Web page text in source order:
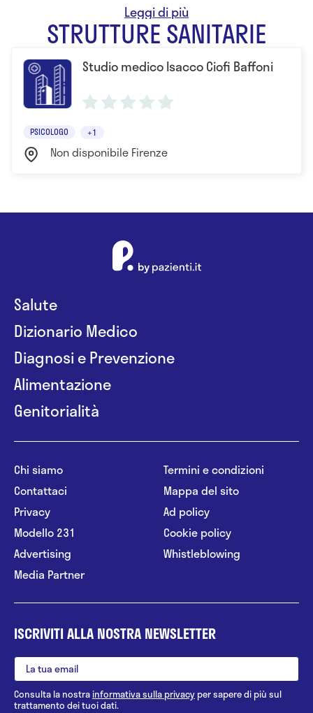
Florence Area, Italy- consulente HR relazioni
industriali, communicazione (int. policies)
- mediatore Civile (d.lgs. 28/2010)
- businnes negotiation e analisi della performance
STRUTTURE SANITARIE
Studio medico Isacco Ciofi Baffoni
PSICOLOGO +1
Non disponibile Firenze
Salute
Dizionario Medico
Diagnosi e Prevenzione
Alimentazione
Genitorialità
Chi siamo
Contattaci
Privacy
Modello 231
Advertising
Media Partner
Termini e condizioni
Mappa del sito
Ad policy
Cookie policy
Whistleblowing
ISCRIVITI ALLA NOSTRA NEWSLETTER
Consulta la nostrainformativa sulla privacy per sapere di più sul
trattamento dei tuoi dati.